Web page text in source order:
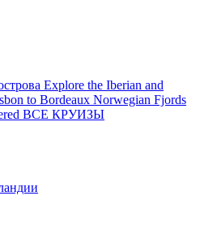
Explore the Iberian and
to Bordeaux Norwegian Fjords
ВСЕ КРУИЗЫ